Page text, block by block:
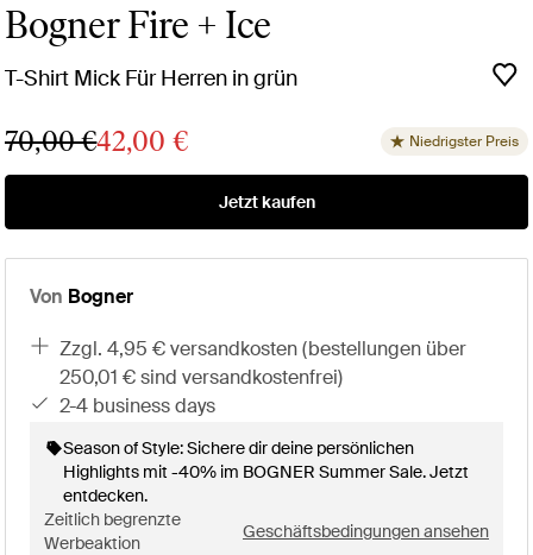
Bogner Fire + Ice
T-Shirt Mick Für Herren in grün
70,00 €42,00 € Niedrigster Preis
Jetzt kaufen
Von Bogner
zzgl. 4,95 € versandkosten (bestellungen über
250,01 € sind versandkostenfrei)
2-4 business days
Season of Style: Sichere dir deine persönlichen
Highlights mit -40% im BOGNER Summer Sale. Jetzt
entdecken.
Zeitlich begrenzte
Werbeaktion
Geschäftsbedingungen ansehen